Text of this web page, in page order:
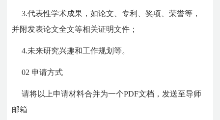
3.代表性学术成果，如论文、专利、奖项、荣誉等，
并附发表论文全文等相关证明文件；
4.未来研究兴趣和工作规划等。
02 申请方式
请将以上申请材料合并为一个PDF文档，发送至导师
邮箱